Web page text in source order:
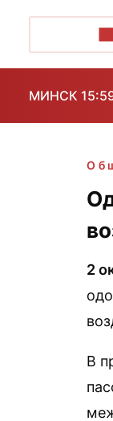
МИНСК
2
В